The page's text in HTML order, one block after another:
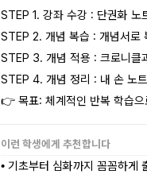
STEP 1. 강좌 수강 : 단권화 노
STEP 2. 개념 복습 : 개념서로
STEP 3. 개념 적용 : 크로니클
STEP 4. 개념 정리 : 내 손 노
👉 목표: 체계적인 반복 학습
이런 학생에게 추천합니다
• 기초부터 심화까지 꼼꼼하게